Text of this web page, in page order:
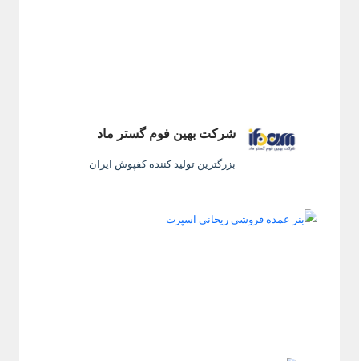
شرکت بهین فوم گستر ماد
بزرگترین تولید کننده کفپوش ایران